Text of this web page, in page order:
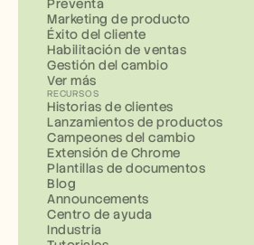
Marketing de producto
Éxito del cliente
Habilitación de ventas
Gestión del cambio
Ver más
RECURSOS
Historias de clientes
Lanzamientos de productos
Campeones del cambio
Extensión de Chrome
Plantillas de documentos
Blog
Announcements
Centro de ayuda
Industria